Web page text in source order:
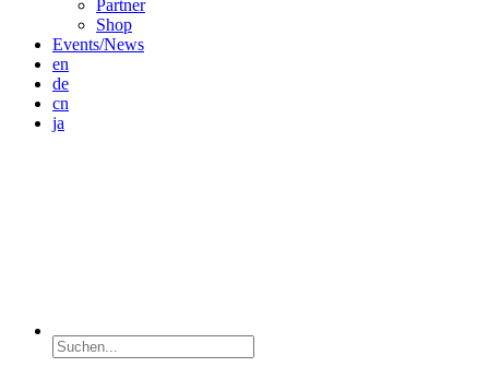
Partner
Shop
Events/News
en
de
cn
ja